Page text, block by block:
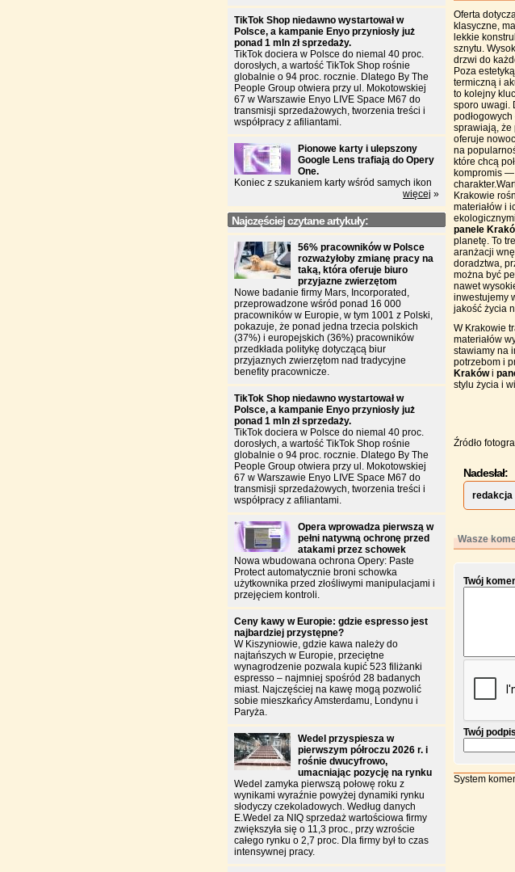
Oferta
klasyczne,
lekkie
sznytu.
drzwi do
Poza
termiczną i
to kolejny
sporo uwagi.
sprawiają, że
oferuje
na
które chcą
kompromis —
Krakowie
materiałów i
panele
planetę. To
aranżacji
doradztwa,
można być
nawet
inwestujemy
jakość życia
W Krakowie
materiałów
stawiamy na
potrzebom i
Krakówi
stylu życia i
Źródło
Nadesłał:
redakcja
Wasze
Twój
Twój
System
TikTok Shop niedawno wystartował w
Polsce, a kampanie Enyo przyniosły już
ponad 1 mln zł sprzedaży.
TikTok dociera w Polsce do niemal 40 proc.
dorosłych, a wartość TikTok Shop rośnie
globalnie o 94 proc. rocznie. Dlatego By The
People Group otwiera przy ul. Mokotowskiej
67 w Warszawie Enyo LIVE Space M67 do
transmisji sprzedażowych, tworzenia treści i
współpracy z afiliantami.
Pionowe karty i ulepszony
Google Lens trafiają do Opery
One.
Koniec z szukaniem karty wśród samych ikon
więcej »
Najczęściej czytane artykuły:
56% pracowników w Polsce
rozważyłoby zmianę pracy na
taką, która oferuje biuro
przyjazne zwierzętom
Nowe badanie firmy Mars, Incorporated,
przeprowadzone wśród ponad 16 000
pracowników w Europie, w tym 1001 z Polski,
pokazuje, że ponad jedna trzecia polskich
(37%) i europejskich (36%) pracowników
przedkłada politykę dotyczącą biur
przyjaznych zwierzętom nad tradycyjne
benefity pracownicze.
TikTok Shop niedawno wystartował w
Polsce, a kampanie Enyo przyniosły już
ponad 1 mln zł sprzedaży.
TikTok dociera w Polsce do niemal 40 proc.
dorosłych, a wartość TikTok Shop rośnie
globalnie o 94 proc. rocznie. Dlatego By The
People Group otwiera przy ul. Mokotowskiej
67 w Warszawie Enyo LIVE Space M67 do
transmisji sprzedażowych, tworzenia treści i
współpracy z afiliantami.
Opera wprowadza pierwszą w
pełni natywną ochronę przed
atakami przez schowek
Nowa wbudowana ochrona Opery: Paste
Protect automatycznie broni schowka
użytkownika przed złośliwymi manipulacjami i
przejęciem kontroli.
Ceny kawy w Europie: gdzie espresso jest
najbardziej przystępne?
W Kiszyniowie, gdzie kawa należy do
najtańszych w Europie, przeciętne
wynagrodzenie pozwala kupić 523 filiżanki
espresso – najmniej spośród 28 badanych
miast. Najczęściej na kawę mogą pozwolić
sobie mieszkańcy Amsterdamu, Londynu i
Paryża.
Wedel przyspiesza w
pierwszym półroczu 2026 r. i
rośnie dwucyfrowo,
umacniając pozycję na rynku
Wedel zamyka pierwszą połowę roku z
wynikami wyraźnie powyżej dynamiki rynku
słodyczy czekoladowych. Według danych
E.Wedel za NIQ sprzedaż wartościowa firmy
zwiększyła się o 11,3 proc., przy wzroście
całego rynku o 2,7 proc. Dla firmy był to czas
intensywnej pracy.